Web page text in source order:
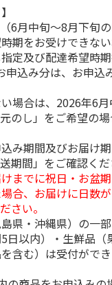
＜お中元＞保存に便
利 小分け切り落と
し辛子明太子
5.0 （2）
2,950円
(送料・税込)
＜
着
(送
6月中旬～8月下旬の
期をお受けできない
定及び配達希望時
申込み分は、お申込
場合は、2026年6
のし」をご希望の
み期間及びお届け
期間」をご確認くだ
までに祝日・お盆
合、お届けに日数
さい。
県・沖縄県）の一部
日以内）・生鮮品
含む）は受付がで